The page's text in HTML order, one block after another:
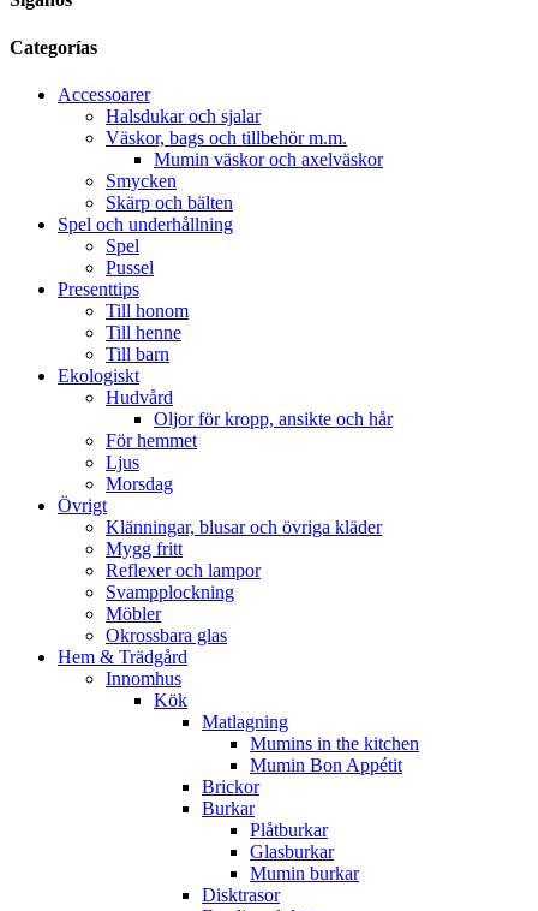
Categorías
Accessoarer
Halsdukar och sjalar
Väskor, bags och tillbehör m.m.
Mumin väskor och axelväskor
Smycken
Skärp och bälten
Spel och underhållning
Spel
Pussel
Presenttips
Till honom
Till henne
Till barn
Ekologiskt
Hudvård
Oljor för kropp, ansikte och hår
För hemmet
Ljus
Morsdag
Övrigt
Klänningar, blusar och övriga kläder
Mygg fritt
Reflexer och lampor
Svampplockning
Möbler
Okrossbara glas
Hem & Trädgård
Innomhus
Kök
Matlagning
Mumins in the kitchen
Mumin Bon Appétit
Brickor
Burkar
Plåtburkar
Glasburkar
Mumin burkar
Disktrasor